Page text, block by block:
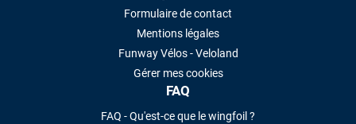
Formulaire de contact
Mentions légales
Funway Vélos - Veloland
Gérer mes cookies
FAQ
FAQ - Qu'est-ce que le wingfoil ?